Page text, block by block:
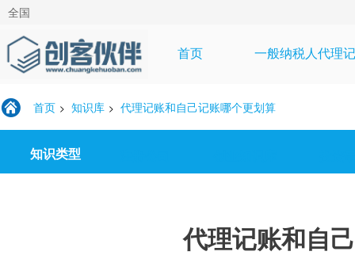
全国
首页 一般纳税人代理
首页 > 知识库 > 代理记账和自己记账哪个更划算
知识类型
代理记账和自